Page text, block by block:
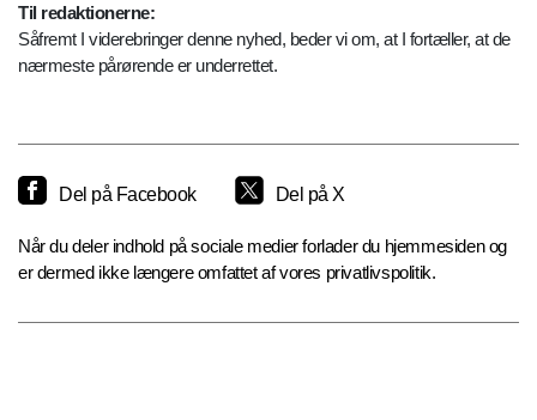
Til redaktionerne:
Såfremt I viderebringer denne nyhed, beder vi om, at I fortæller, at de
nærmeste pårørende er underrettet.
Del på Facebook Del på X
Når du deler indhold på sociale medier forlader du hjemmesiden og
er dermed ikke længere omfattet af vores privatlivspolitik.